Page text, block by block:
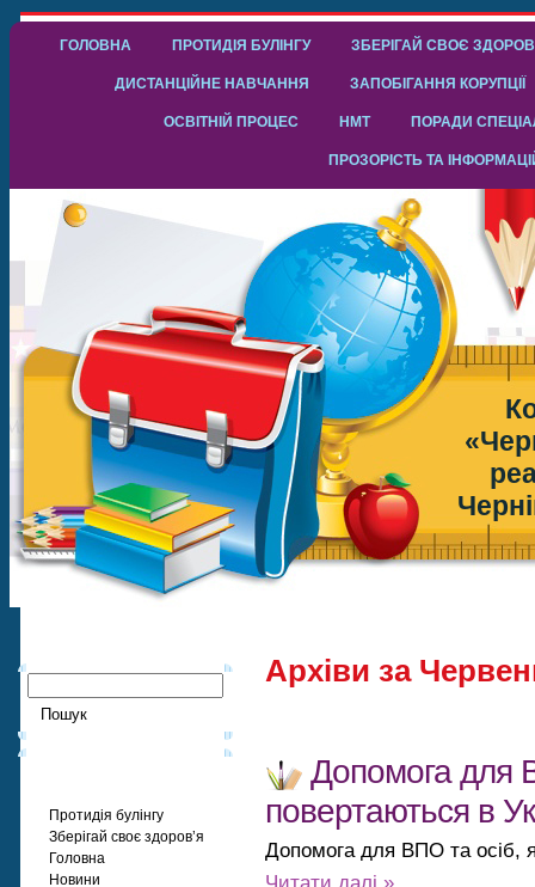
ГОЛОВНА ПРОТИДІЯ БУЛІНГУ ЗБЕРІГАЙ СВОЄ
ДИСТАНЦІЙНЕ НАВЧАННЯ ЗАПОБІГАННЯ КОРУПЦІЇ
ОСВІТНІЙ ПРОЦЕС НМТ ПОРАДИ
ПРОЗОРІСТЬ ТА
Протидія булінгу
Зберігай своє здоров’я
Головна
Новини
Архіви за
Допомога для
повертаються в
Допомога для ВПО та осіб,